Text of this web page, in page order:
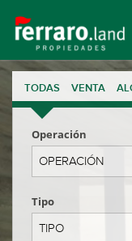
TODAS VENTA
Operación
Tipo